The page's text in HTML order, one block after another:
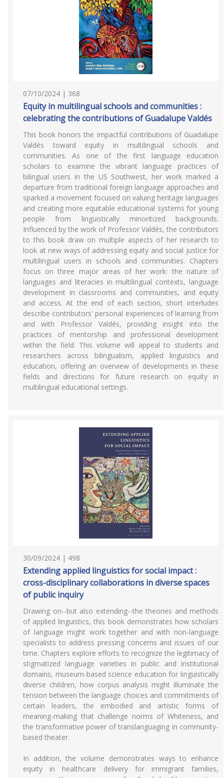
07/10/2024 | 368
Equity in multilingual schools and communities :
celebrating the contributions of Guadalupe Valdés
This book honors the impactful contributions of Guadalupe
Valdés toward equity in multilingual schools and
communities. As one of the first language education
scholars to examine the vibrant language practices of
bilingual users in the US Southwest, her work marked a
departure from traditional foreign language approaches and
sparked a movement focused on valuing heritage languages
and creating more equitable educational systems for young
people from linguistically minoritized backgrounds.
Influenced by the work of Professor Valdés, the contributors
to this book draw on multiple aspects of her research to
look at new ways of addressing equity and social justice for
multilingual users in schools and communities. Chapters
focus on three major areas of her work: the nature of
languages and literacies in multilingual contexts, language
development in classrooms and communities, and equity
and access. At the end of each section, short interludes
describe contributors' personal experiences of learning from
and with Professor Valdés, providing insight into the
practices of mentorship and professional development
within the field. This volume will appeal to students and
researchers across bilingualism, applied linguistics and
education, offering an overview of developments in these
fields and directions for future research on equity in
multilingual educational settings.
30/09/2024 | 498
Extending applied linguistics for social impact :
cross-disciplinary collaborations in diverse spaces
of public inquiry
Drawing on--but also extending--the theories and methods
of applied linguistics, this book demonstrates how scholars
of language might work together and with non-language
specialists to address pressing concerns and issues of our
time. Chapters explore efforts to recognize the legitimacy of
stigmatized language varieties in public and institutional
domains, museum-based science education for linguistically
diverse children, how corpus analysis might illuminate the
tension between the language choices and commitments of
certain leaders, the embodied and artistic forms of
meaning-making that challenge norms of Whiteness, and
the transformative power of translanguaging in community-
based theater.
In addition, the volume demonstrates ways to enhance
equity in healthcare delivery for immigrant families,